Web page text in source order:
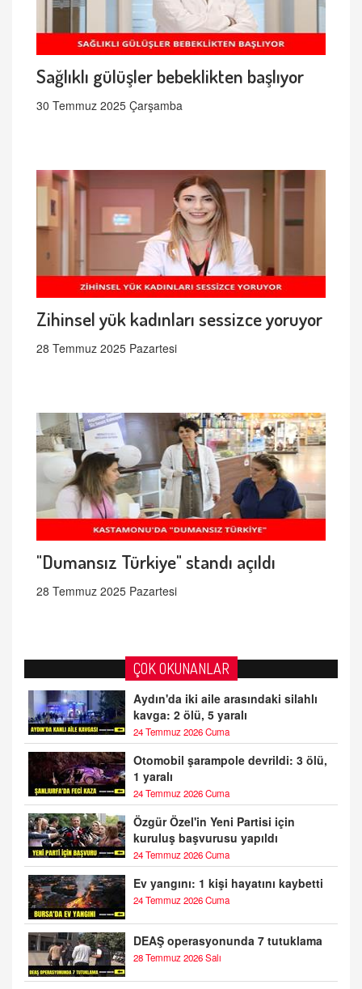
Sağlıklı gülüşler bebeklikten başlıyor
30 Temmuz 2025 Çarşamba
Zihinsel yük kadınları sessizce yoruyor
28 Temmuz 2025 Pazartesi
"Dumansız Türkiye" standı açıldı
28 Temmuz 2025 Pazartesi
ÇOK OKUNANLAR
Aydın'da iki aile arasındaki silahlı
kavga: 2 ölü, 5 yaralı
24 Temmuz 2026 Cuma
Otomobil şarampole devrildi: 3 ölü,
1 yaralı
24 Temmuz 2026 Cuma
Özgür Özel'in Yeni Partisi için
kuruluş başvurusu yapıldı
24 Temmuz 2026 Cuma
Ev yangını: 1 kişi hayatını kaybetti
24 Temmuz 2026 Cuma
DEAŞ operasyonunda 7 tutuklama
28 Temmuz 2026 Salı